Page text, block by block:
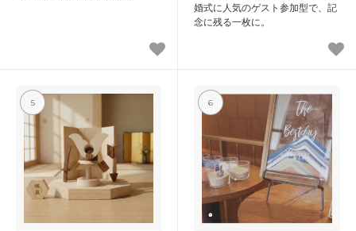
婚式に人気のゲスト参加型で、記
念に残る一枚に。
5 6